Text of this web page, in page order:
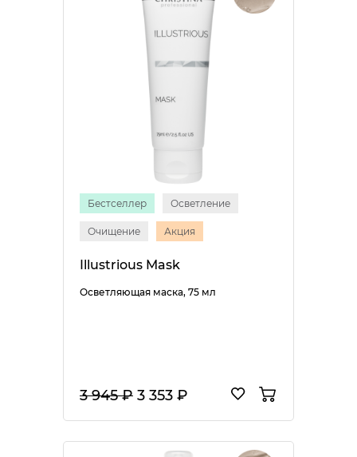
Бестселлер Осветление
Очищение Акция
Illustrious Mask
Осветляющая маска, 75 мл
3 945 ₽ 3 353 ₽